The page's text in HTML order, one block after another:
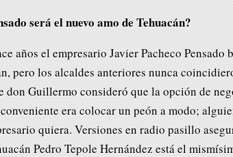
será el nuevo amo de Tehuacán?
años el empresario Javier Pacheco
pero los alcaldes anteriores nunca
don Guillermo consideró que la opción de
era colocar un peón a modo;
quiera. Versiones en radio pasillo
Pedro Tepole Hernández está el